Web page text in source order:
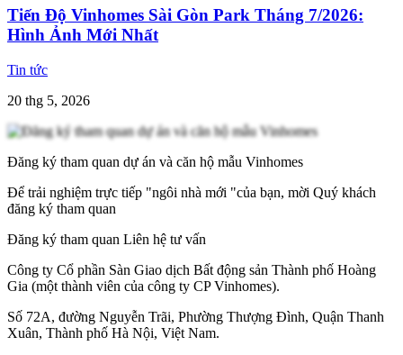
Tiến Độ Vinhomes Sài Gòn Park Tháng 7/2026:
Hình Ảnh Mới Nhất
Tin tức
20 thg 5, 2026
Đăng ký tham quan dự án và căn hộ mẫu Vinhomes
Để trải nghiệm trực tiếp "ngôi nhà mới "của bạn, mời Quý khách
đăng ký tham quan
Đăng ký tham quan Liên hệ tư vấn
Công ty Cổ phần Sàn Giao dịch Bất động sản Thành phố Hoàng
Gia (một thành viên của công ty CP Vinhomes).
Số 72A, đường Nguyễn Trãi, Phường Thượng Đình, Quận Thanh
Xuân, Thành phố Hà Nội, Việt Nam.